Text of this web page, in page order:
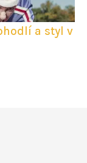
a styl v